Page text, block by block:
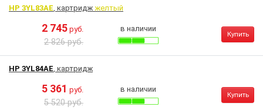
HP 3YL83AE, картридж желтый
2 745 руб.
2 826 руб.
в наличии
Купить
HP 3YL84AE, картридж
5 361 руб.
5 520 руб.
в наличии
Купить